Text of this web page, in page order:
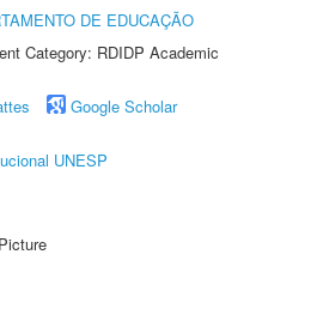
DE EDUCAÇÃO
Category: RDIDP Academic
Google Scholar
UNESP